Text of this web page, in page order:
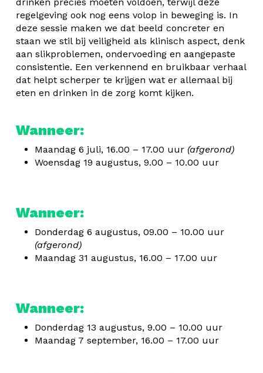
regelgeving ook nog eens volop in beweging is. In
deze sessie maken we dat beeld concreter en
staan we stil bij veiligheid als klinisch aspect, denk
aan slikproblemen, ondervoeding en aangepaste
consistentie. Een verkennend en bruikbaar verhaal
dat helpt scherper te krijgen wat er allemaal bij
eten en drinken in de zorg komt kijken.
Wanneer:
Maandag 6 juli, 16.00 – 17.00 uur (afgerond)
Woensdag 19 augustus, 9.00 – 10.00 uur
Wanneer:
Donderdag 6 augustus, 09.00 – 10.00 uur
(afgerond)
Maandag 31 augustus, 16.00 – 17.00 uur
Wanneer:
Donderdag 13 augustus, 9.00 – 10.00 uur
Maandag 7 september, 16.00 – 17.00 uur